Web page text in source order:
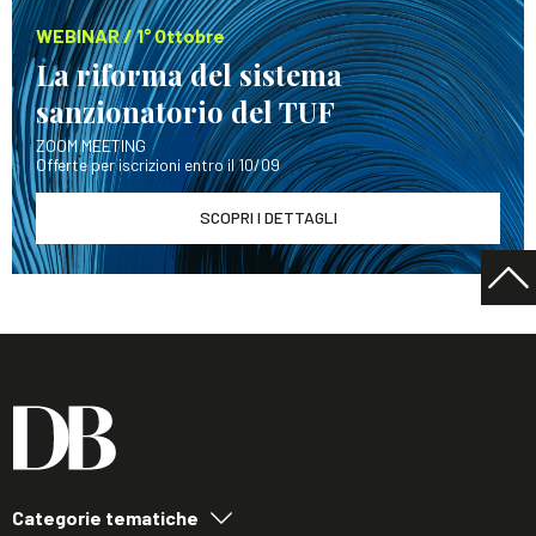
WEBINAR / 1° Ottobre
La riforma del sistema
sanzionatorio del TUF
ZOOM MEETING
Offerte per iscrizioni entro il 10/09
SCOPRI I DETTAGLI
Categorie tematiche